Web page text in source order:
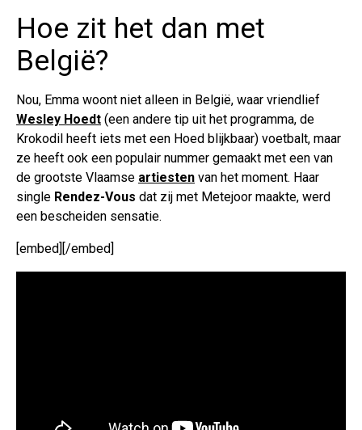
Hoe zit het dan met
België?
Nou, Emma woont niet alleen in België, waar vriendlief
Wesley Hoedt (een andere tip uit het programma, de
Krokodil heeft iets met een Hoed blijkbaar) voetbalt, maar
ze heeft ook een populair nummer gemaakt met een van
de grootste Vlaamse artiesten van het moment. Haar
single Rendez-Vous dat zij met Metejoor maakte, werd
een bescheiden sensatie.
[embed][/embed]